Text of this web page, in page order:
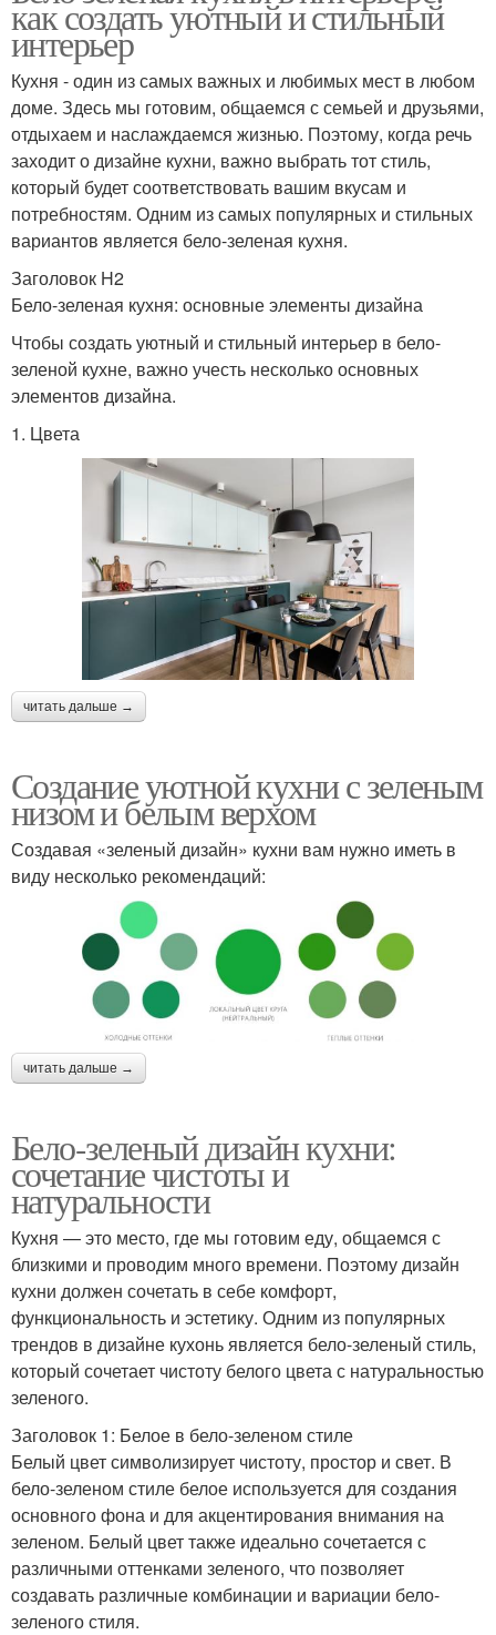
как создать уютный и стильный
интерьер
Кухня - один из самых важных и любимых мест в любом
доме. Здесь мы готовим, общаемся с семьей и друзьями,
отдыхаем и наслаждаемся жизнью. Поэтому, когда речь
заходит о дизайне кухни, важно выбрать тот стиль,
который будет соответствовать вашим вкусам и
потребностям. Одним из самых популярных и стильных
вариантов является бело-зеленая кухня.
Заголовок H2
Бело-зеленая кухня: основные элементы дизайна
Чтобы создать уютный и стильный интерьер в бело-
зеленой кухне, важно учесть несколько основных
элементов дизайна.
1. Цвета
читать дальше →
Создание уютной кухни с зеленым
низом и белым верхом
Создавая «зеленый дизайн» кухни вам нужно иметь в
виду несколько рекомендаций:
читать дальше →
Бело-зеленый дизайн кухни:
сочетание чистоты и
натуральности
Кухня — это место, где мы готовим еду, общаемся с
близкими и проводим много времени. Поэтому дизайн
кухни должен сочетать в себе комфорт,
функциональность и эстетику. Одним из популярных
трендов в дизайне кухонь является бело-зеленый стиль,
который сочетает чистоту белого цвета с натуральностью
зеленого.
Заголовок 1: Белое в бело-зеленом стиле
Белый цвет символизирует чистоту, простор и свет. В
бело-зеленом стиле белое используется для создания
основного фона и для акцентирования внимания на
зеленом. Белый цвет также идеально сочетается с
различными оттенками зеленого, что позволяет
создавать различные комбинации и вариации бело-
зеленого стиля.